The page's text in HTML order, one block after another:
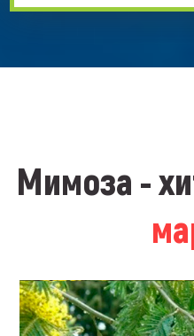
Мимоза -